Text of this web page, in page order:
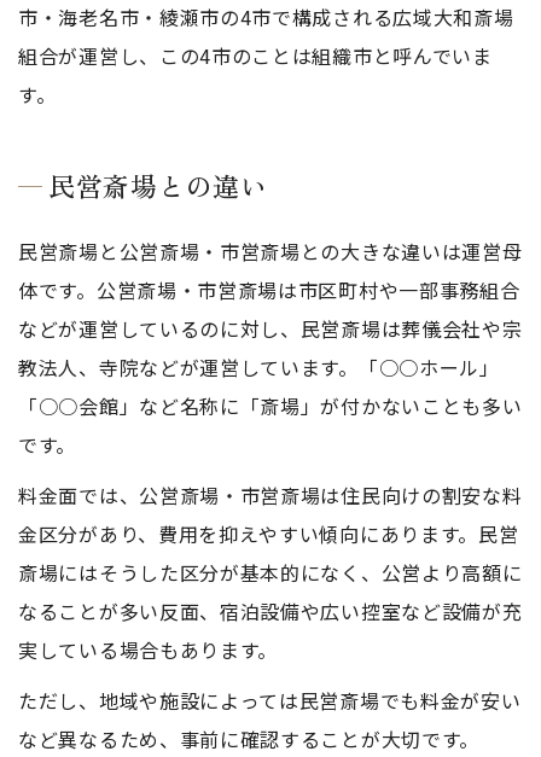
市・海老名市・綾瀬市の4市で構成される広域大和斎場
組合が運営し、この4市のことは組織市と呼んでいま
す。
民営斎場との違い
民営斎場と公営斎場・市営斎場との大きな違いは運営母
体です。公営斎場・市営斎場は市区町村や一部事務組合
などが運営しているのに対し、民営斎場は葬儀会社や宗
教法人、寺院などが運営しています。「○○ホール」
「○○会館」など名称に「斎場」が付かないことも多い
です。
料金面では、公営斎場・市営斎場は住民向けの割安な料
金区分があり、費用を抑えやすい傾向にあります。民営
斎場にはそうした区分が基本的になく、公営より高額に
なることが多い反面、宿泊設備や広い控室など設備が充
実している場合もあります。
ただし、地域や施設によっては民営斎場でも料金が安い
など異なるため、事前に確認することが大切です。